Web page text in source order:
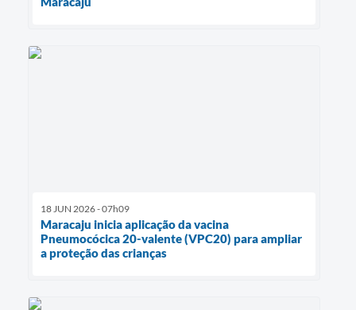
18 JUN 2026 - 07h09
Maracaju inicia aplicação da vacina
Pneumocócica 20-valente (VPC20) para ampliar
a proteção das crianças